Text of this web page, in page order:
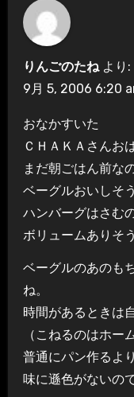
りんごのたね より:
9月 5, 2006 6:20
おなかすいた
ＣＨＡＫＡさんお
まだ朝ごはん前な
ベーグルおいしそ
ハンバーグはさむ
ボリュームありそう
ベーグルのあのも
ね。
時間があるときは
（こねるのはホー
普通にパン作るよ
味に遜色がないので